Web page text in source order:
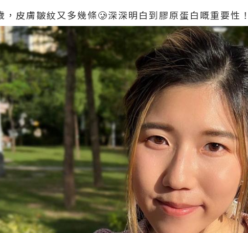
，皮膚皺紋又多幾條🥲深深明白到膠原蛋白嘅重要性